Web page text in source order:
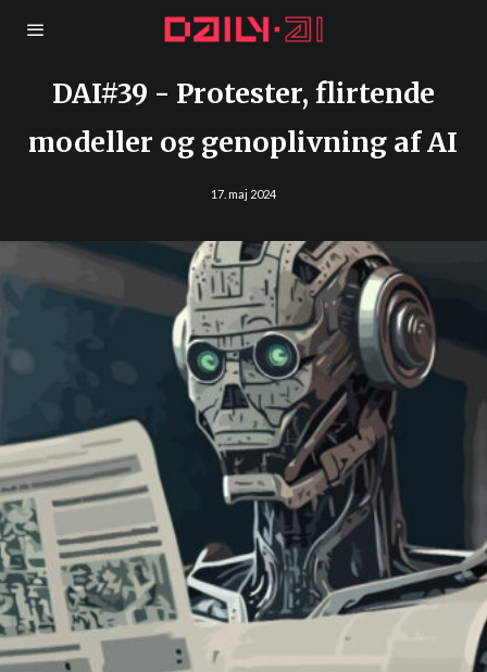
DAI#39 - Protester, flirtende
modeller og genoplivning af AI
17. maj 2024